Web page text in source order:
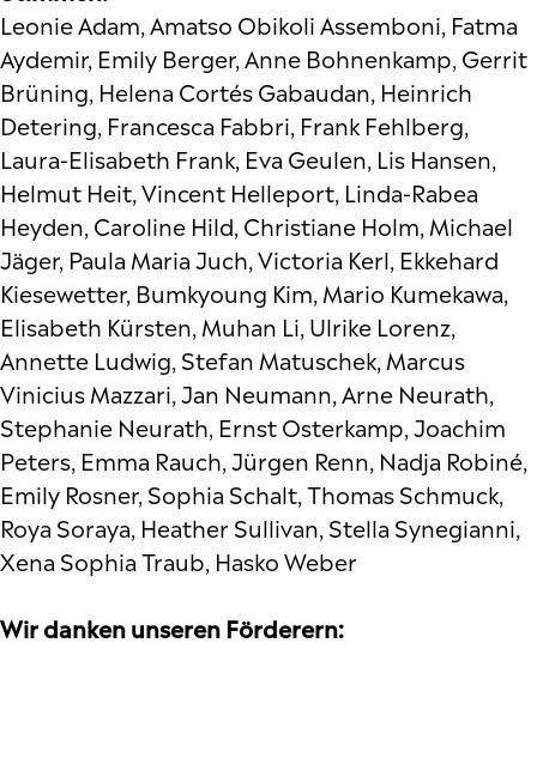
Leonie Adam, Amatso Obikoli Assemboni, Fatma
Aydemir, Emily Berger, Anne Bohnenkamp, Gerrit
Brüning, Helena Cortés Gabaudan, Heinrich
Detering, Francesca Fabbri, Frank Fehlberg,
Laura-Elisabeth Frank, Eva Geulen, Lis Hansen,
Helmut Heit, Vincent Helleport, Linda-Rabea
Heyden, Caroline Hild, Christiane Holm, Michael
Jäger, Paula Maria Juch, Victoria Kerl, Ekkehard
Kiesewetter, Bumkyoung Kim, Mario Kumekawa,
Elisabeth Kürsten, Muhan Li, Ulrike Lorenz,
Annette Ludwig, Stefan Matuschek, Marcus
Vinicius Mazzari, Jan Neumann, Arne Neurath,
Stephanie Neurath, Ernst Osterkamp, Joachim
Peters, Emma Rauch, Jürgen Renn, Nadja Robiné,
Emily Rosner, Sophia Schalt, Thomas Schmuck,
Roya Soraya, Heather Sullivan, Stella Synegianni,
Xena Sophia Traub, Hasko Weber
Wir danken unseren Förderern: